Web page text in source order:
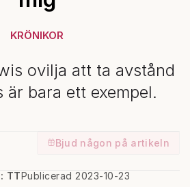
KRÖNIKOR
ovilja att ta avstånd
är bara ett exempel.
Bjud någon på artikeln
Publicerad 2023-10-23
TT